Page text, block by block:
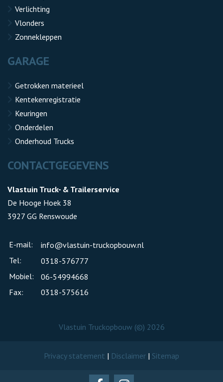
Verlichting
Vlonders
Zonnekleppen
GARAGE
Getrokken materieel
Kentekenregistratie
Keuringen
Onderdelen
Onderhoud Trucks
CONTACTGEGEVENS
Vlastuin Truck- & Trailerservice
De Hooge Hoek 38
3927 GG Renswoude
E-mail:
info@vlastuin-truckopbouw.nl
Tel:
0318-576777
Mobiel:
06-54994668
Fax:
0318-575616
Vlastuin Truckopbouw (©) 2026
Privacy statement | Disclaimer | Sitemap